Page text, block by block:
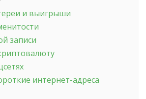
и выигрыши
записи
интернет-адреса